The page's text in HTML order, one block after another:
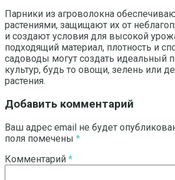
Парники из агроволокна
растениями, защищают их от
и создают условия для высокой
подходящий материал, плотность и
садоводы могут создать идеальный
культур, будь то овощи, зелень или
растения.
Добавить комментарий
Ваш адрес email не будет
поля помечены *
Комментарий *